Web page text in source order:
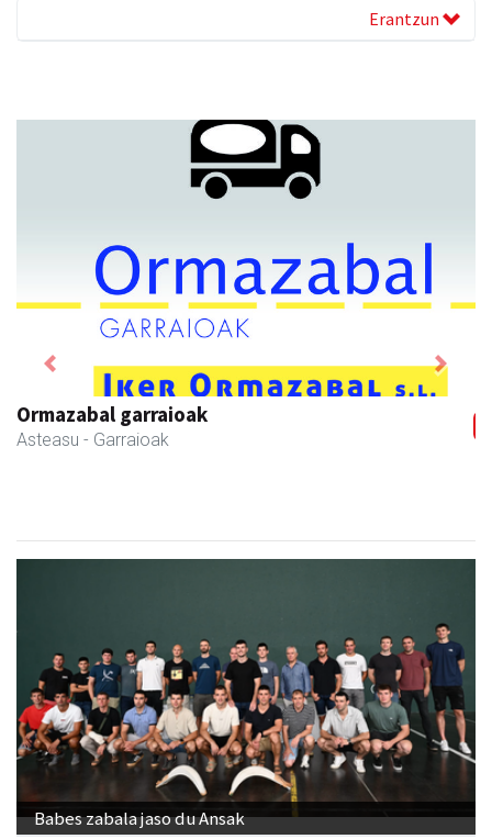
Erantzun
Ormazabal garraioak
Asteasu - Garraioak
Previous Next
Babes zabala jaso du Ansak